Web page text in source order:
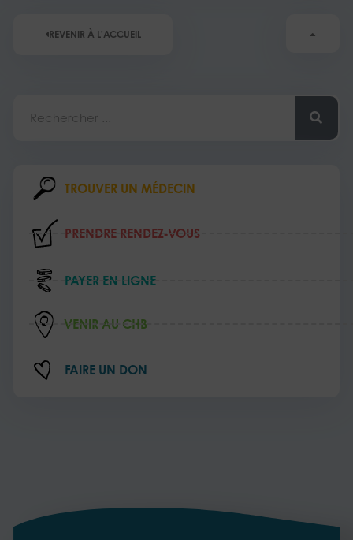
REVENIR À L'ACCUEIL
TROUVER UN MÉDECIN
PRENDRE RENDEZ‑VOUS
PAYER EN LIGNE
VENIR AU CHB
FAIRE UN DON